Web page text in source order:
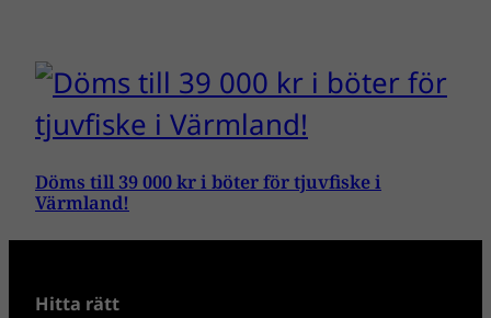
Döms till 39 000 kr i böter för tjuvfiske i
Värmland!
Hitta rätt